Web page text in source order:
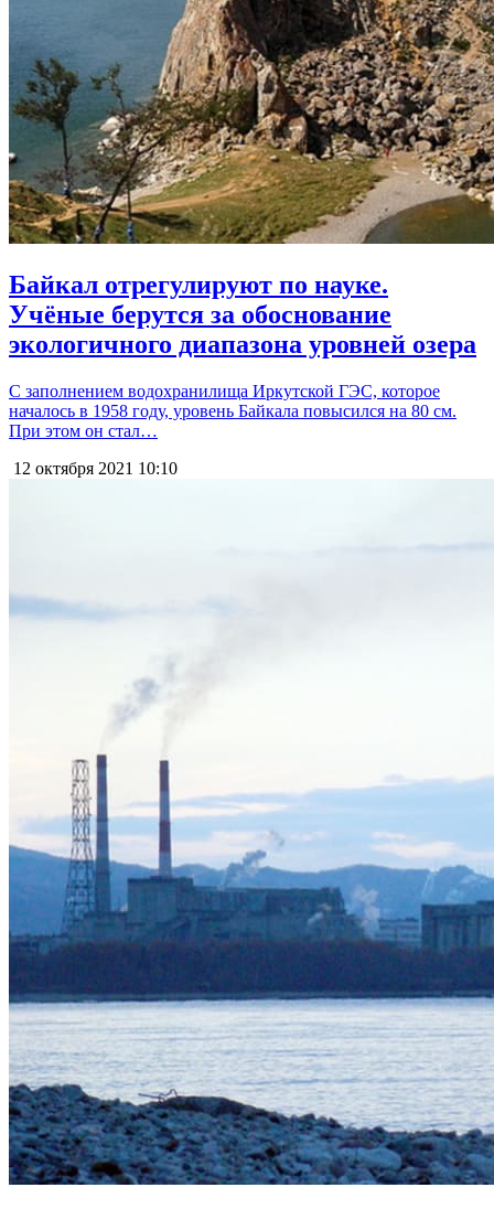
Байкал отрегулируют по науке.
Учёные берутся за обоснование
экологичного диапазона уровней озера
С заполнением водохранилища Иркутской ГЭС, которое
началось в 1958 году, уровень Байкала повысился на 80 см.
При этом он стал…
12 октября 2021 10:10